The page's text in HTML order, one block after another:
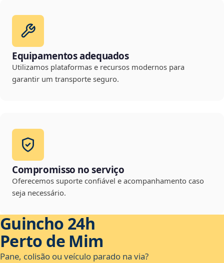
Equipamentos adequados
Utilizamos plataformas e recursos modernos para
garantir um transporte seguro.
Compromisso no serviço
Oferecemos suporte confiável e acompanhamento caso
seja necessário.
Guincho 24h
Perto de Mim
Pane, colisão ou veículo parado na via?